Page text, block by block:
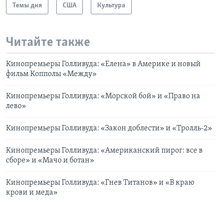
Темы дня США Культура
Читайте также
Кинопремьеры Голливуда: «Елена» в Америке и новый
фильм Копполы «Между»
Кинопремьеры Голливуда: «Морской бой» и «Право на
лево»
Кинопремьеры Голливуда: «Закон доблести» и «Тролль-2»
Кинопремьеры Голливуда: «Американский пирог: все в
сборе» и «Мачо и ботан»
Кинопремьеры Голливуда: «Гнев Титанов» и «В краю
крови и меда»